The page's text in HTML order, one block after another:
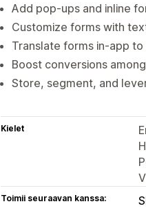
Add pop-ups and inline
Customize forms with
Translate forms in-app
Boost conversions
Store, segment, and
Kielet
Toimii seuraavan kanssa: